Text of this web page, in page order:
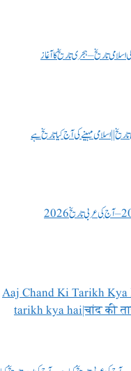
تاریخ – ہجری تاریخ کا آغاز
|| اسلامی مہینے کی آج کیا تاریخ ہے
Aaj Chand Ki Tarikh Kya
tarikh kya hai|चांद की